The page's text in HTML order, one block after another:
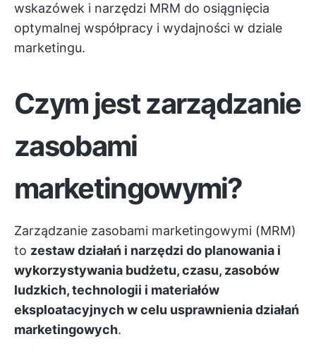
wskazówek i narzędzi MRM do osiągnięcia
optymalnej współpracy i wydajności w dziale
marketingu.
Czym jest zarządzanie
zasobami
marketingowymi?
Zarządzanie zasobami marketingowymi (MRM)
to zestaw działań i narzędzi do planowania i
wykorzystywania budżetu, czasu, zasobów
ludzkich, technologii i materiałów
eksploatacyjnych w celu usprawnienia działań
marketingowych.